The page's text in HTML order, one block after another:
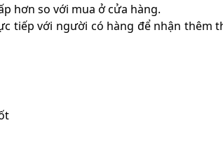
hơn so với mua ở cửa hàng.
tiếp với người có hàng để nhận thêm